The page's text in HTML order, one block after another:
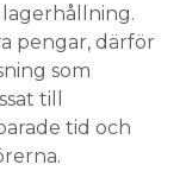
pengar, därför
som
till
tid och